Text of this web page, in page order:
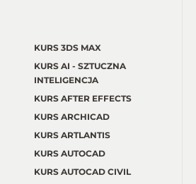
KURS 3DS MAX
KURS AI - SZTUCZNA
INTELIGENCJA
KURS AFTER EFFECTS
KURS ARCHICAD
KURS ARTLANTIS
KURS AUTOCAD
KURS AUTOCAD CIVIL